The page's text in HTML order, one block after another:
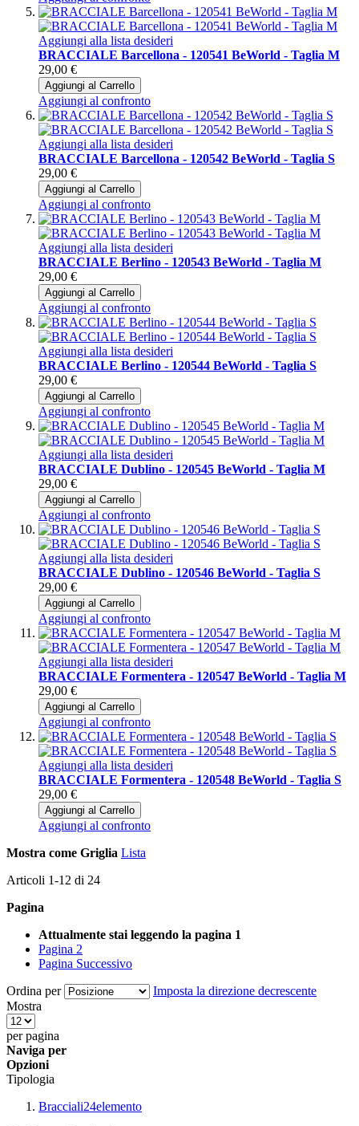
Aggiungi alla lista desideri
BRACCIALE Barcellona - 120541 BeWorld - Taglia M
29,00 €
Aggiungi al Carrello
Aggiungi al confronto
Aggiungi alla lista desideri
BRACCIALE Barcellona - 120542 BeWorld - Taglia S
29,00 €
Aggiungi al Carrello
Aggiungi al confronto
Aggiungi alla lista desideri
BRACCIALE Berlino - 120543 BeWorld - Taglia M
29,00 €
Aggiungi al Carrello
Aggiungi al confronto
Aggiungi alla lista desideri
BRACCIALE Berlino - 120544 BeWorld - Taglia S
29,00 €
Aggiungi al Carrello
Aggiungi al confronto
Aggiungi alla lista desideri
BRACCIALE Dublino - 120545 BeWorld - Taglia M
29,00 €
Aggiungi al Carrello
Aggiungi al confronto
Aggiungi alla lista desideri
BRACCIALE Dublino - 120546 BeWorld - Taglia S
29,00 €
Aggiungi al Carrello
Aggiungi al confronto
Aggiungi alla lista desideri
BRACCIALE Formentera - 120547 BeWorld - Taglia M
29,00 €
Aggiungi al Carrello
Aggiungi al confronto
Aggiungi alla lista desideri
BRACCIALE Formentera - 120548 BeWorld - Taglia S
29,00 €
Aggiungi al Carrello
Aggiungi al confronto
Mostra come Griglia Lista
Articoli 1-12 di 24
Pagina
Attualmente stai leggendo la pagina 1
Pagina 2
Pagina Successivo
Ordina per
Imposta la direzione decrescente
Mostra
per pagina
Naviga per
Opzioni
Tipologia
Bracciali24elemento